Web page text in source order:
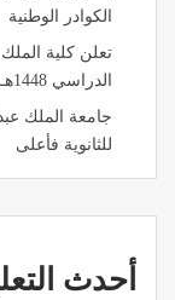
الكوادر الوطنية
تعلن كلية
الدراسي 1448هـ
جامعة الملك
للثانوية فأعلى
أحدث